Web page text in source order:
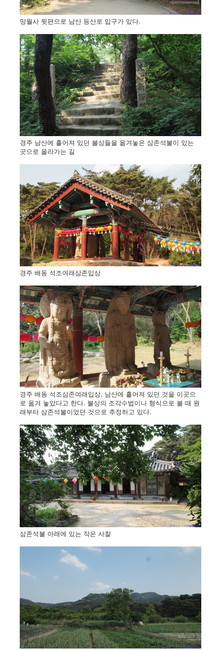
망월사 뒷편으로 남산 등산로 입구가 있다.
경주 남산에 흩어져 있던 불상들을 옮겨놓은 삼존석불이 있는
곳으로 올라가는 길
경주 배동 석조여래삼존입상
경주 배동 석조삼존여래입상. 남산에 흩어져 있던 것을 이곳으
로 옮겨 놓았다고 한다. 불상의 조각수법이나 형식으로 볼 때 원
래부터 삼존석불이었던 것으로 추정하고 있다.
삼존석불 아래에 있는 작은 사찰